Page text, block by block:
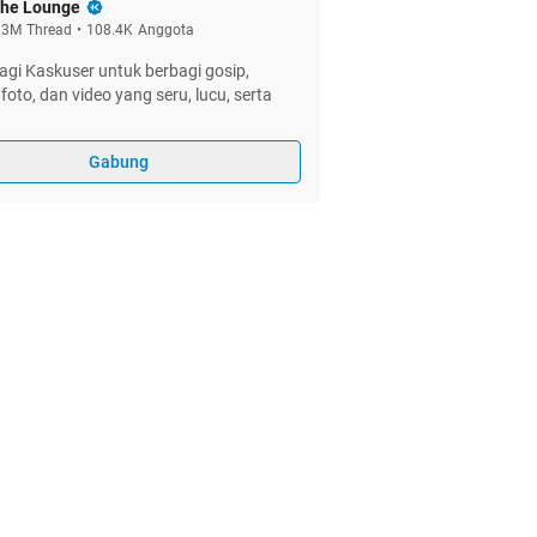
Lounge
Thread • 108.4K Anggota
Kaskuser untuk berbagi gosip,
dan video yang seru, lucu, serta
Gabung